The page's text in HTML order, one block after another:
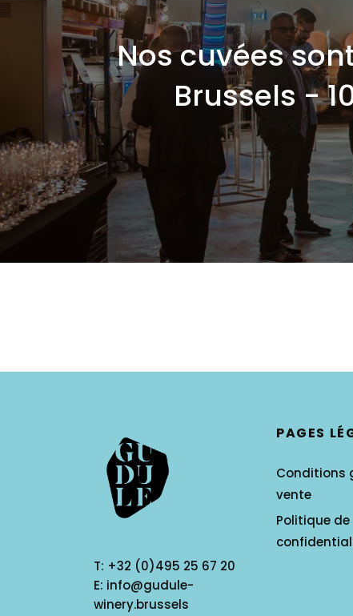
Nos cuvées
Brussels -
T: +32 (0)495 25 67 20
E: info@gudule-
winery.brussels
PAGES
Conditions
vente
Politique de